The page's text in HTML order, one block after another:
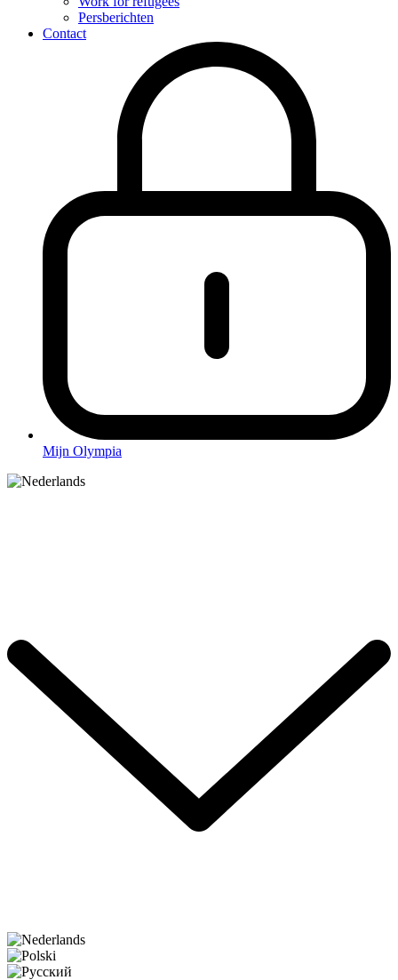
Persberichten
Contact
Mijn Olympia